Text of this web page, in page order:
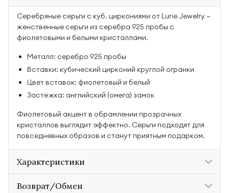
Серебряные серьги с куб. циркониями от Lurie Jewelry —
женственные серьги из серебра 925 пробы с
фиолетовыми и белыми кристаллами.
Металл: серебро 925 пробы
Вставки: кубический цирконий круглой огранки
Цвет вставок: фиолетовый и белый
Застёжка: английский (омега) замок
Фиолетовый акцент в обрамлении прозрачных
кристаллов выглядит эффектно. Серьги подходят для
повседневных образов и станут приятным подарком.
Характеристики
Возврат/Обмен